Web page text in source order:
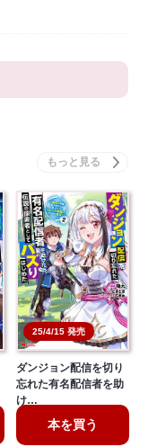
25/4/15 発売
ダンジョン配信を切り
忘れた有名配信者を助
け…
本を買う